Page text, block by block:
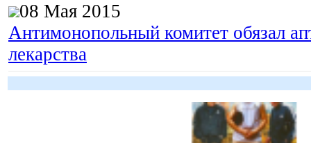
08 Мая 2015
Антимонопольный комитет обязал
лекарства